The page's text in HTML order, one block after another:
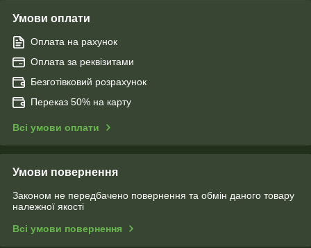
Умови оплати
Оплата на рахунок
Оплата за реквізитами
Безготівковий розрахунок
Переказ 50% на карту
Всі умови оплати
Умови повернення
Законом не передбачено повернення та обмін даного товару
належної якості
Всі умови повернення